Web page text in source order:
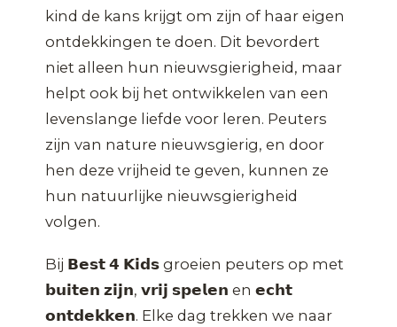
kind de kans krijgt om zijn of haar eigen
ontdekkingen te doen. Dit bevordert
niet alleen hun nieuwsgierigheid, maar
helpt ook bij het ontwikkelen van een
levenslange liefde voor leren. Peuters
zijn van nature nieuwsgierig, en door
hen deze vrijheid te geven, kunnen ze
hun natuurlijke nieuwsgierigheid
volgen.
Bij 𝗕𝗲𝘀𝘁 𝟰 𝗞𝗶𝗱𝘀 groeien peuters op met
𝗯𝘂𝗶𝘁𝗲𝗻 𝘇𝗶𝗷𝗻, 𝘃𝗿𝗶𝗷 𝘀𝗽𝗲𝗹𝗲𝗻 en 𝗲𝗰𝗵𝘁
𝗼𝗻𝘁𝗱𝗲𝗸𝗸𝗲𝗻. Elke dag trekken we naar